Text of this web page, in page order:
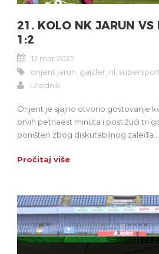
21. KOLO NK JARUN VS
1:2
12 mar 2025
orijent jarun gajzler nl
Urednik
Orijent je sjajno otvorio gostovanje
prvih petnaest minuta i postižući tri
poništen zbog diskutabilnog zaleđa....
Pročitaj više